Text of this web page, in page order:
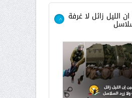
الليل زائل لا غرفة >